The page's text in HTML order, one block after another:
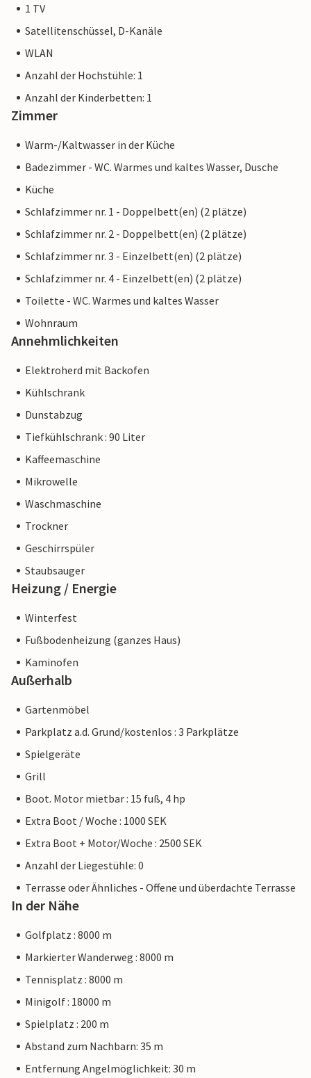
1 TV
Satellitenschüssel, D-Kanäle
WLAN
Anzahl der Hochstühle: 1
Anzahl der Kinderbetten: 1
Zimmer
Warm-/Kaltwasser in der Küche
Badezimmer - WC. Warmes und kaltes Wasser, Dusche
Küche
Schlafzimmer nr. 1 - Doppelbett(en) (2 plätze)
Schlafzimmer nr. 2 - Doppelbett(en) (2 plätze)
Schlafzimmer nr. 3 - Einzelbett(en) (2 plätze)
Schlafzimmer nr. 4 - Einzelbett(en) (2 plätze)
Toilette - WC. Warmes und kaltes Wasser
Wohnraum
Annehmlichkeiten
Elektroherd mit Backofen
Kühlschrank
Dunstabzug
Tiefkühlschrank : 90 Liter
Kaffeemaschine
Mikrowelle
Waschmaschine
Trockner
Geschirrspüler
Staubsauger
Heizung / Energie
Winterfest
Fußbodenheizung (ganzes Haus)
Kaminofen
Außerhalb
Gartenmöbel
Parkplatz a.d. Grund/kostenlos : 3 Parkplätze
Spielgeräte
Grill
Boot. Motor mietbar : 15 fuß, 4 hp
Extra Boot / Woche : 1000 SEK
Extra Boot + Motor/Woche : 2500 SEK
Anzahl der Liegestühle: 0
Terrasse oder Ähnliches - Offene und überdachte Terrasse
In der Nähe
Golfplatz : 8000 m
Markierter Wanderweg : 8000 m
Tennisplatz : 8000 m
Minigolf : 18000 m
Spielplatz : 200 m
Abstand zum Nachbarn: 35 m
Entfernung Angelmöglichkeit: 30 m